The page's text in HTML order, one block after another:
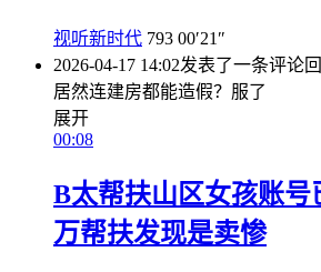
视听新时代 793 00′21″
2026-04-17 14:02发表了一条评论
居然连建房都能造假？服了
展开
00:08
B太帮扶山区女孩账号
万帮扶发现是卖惨